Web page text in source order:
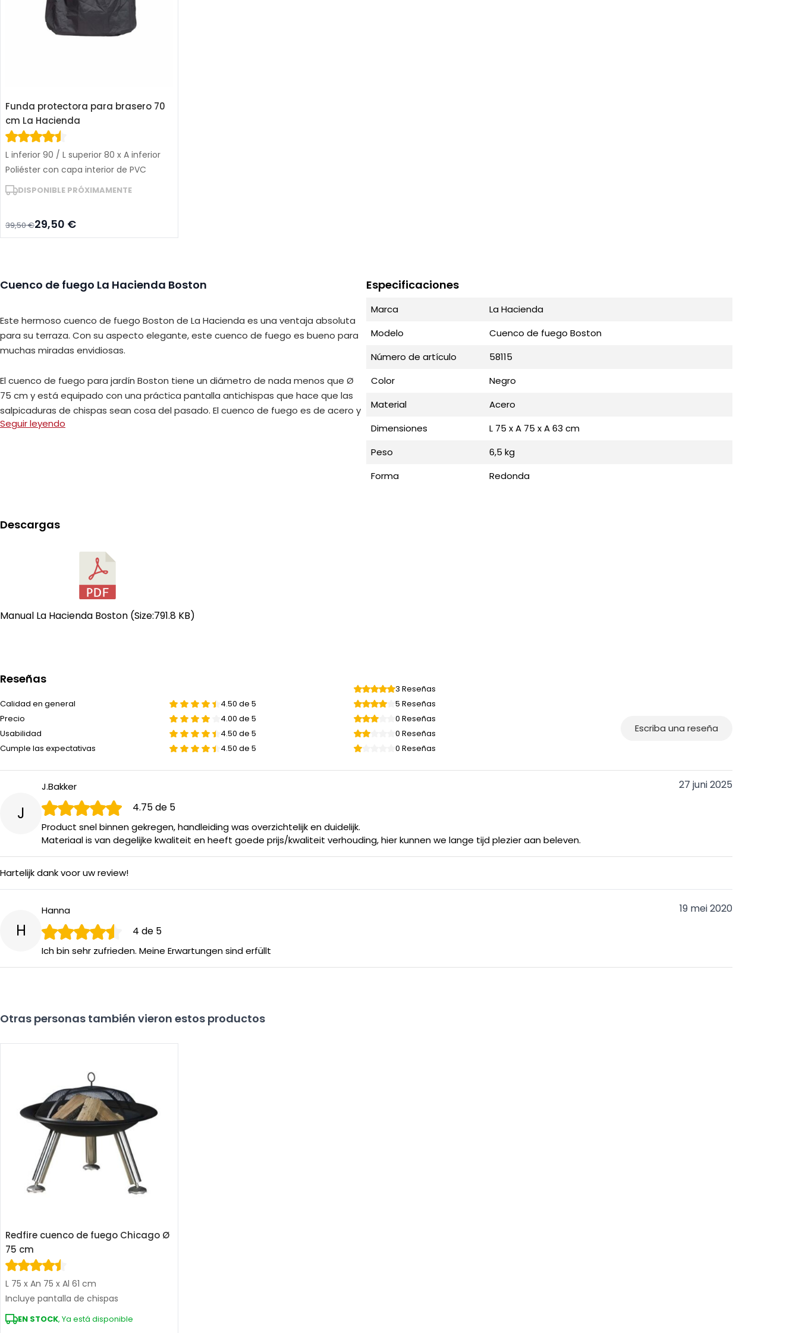
Funda protectora para brasero 70
cm La Hacienda
L inferior 90 / L superior 80 x A inferior
90 / A superior 80 x A 70 cm
Poliéster con capa interior de PVC
DISPONIBLE PRÓXIMAMENTE
29,50 €
39,50 €
Cuenco de fuego La Hacienda Boston
Este hermoso cuenco de fuego Boston de La Hacienda es una ventaja absoluta
para su terraza. Con su aspecto elegante, este cuenco de fuego es bueno para
muchas miradas envidiosas.
El cuenco de fuego para jardín Boston tiene un diámetro de nada menos que Ø
75 cm y está equipado con una práctica pantalla antichispas que hace que las
salpicaduras de chispas sean cosa del pasado. El cuenco de fuego es de acero y
tiene cuatro patas estables. Esto hace que su uso sea seguro.
El cuenco de fuego Boston de La Hacienda en pocas palabras:
- Excelente relación calidad/precio
- Uso seguro gracias al protector antichispas incluido
Seguir leyendo
Especificaciones
Marca
La Hacienda
Modelo
Cuenco de fuego Boston
Número de artículo
58115
Color
Negro
Material
Acero
Dimensiones
L 75 x A 75 x A 63 cm
Peso
6,5 kg
Forma
Redonda
Descargas
Manual La Hacienda Boston (Size:791.8 KB)
Reseñas
Calidad en general
4.50 de 5
Precio
4.00 de 5
Usabilidad
4.50 de 5
Cumple las expectativas
4.50 de 5
3 Reseñas
5 Reseñas
0 Reseñas
0 Reseñas
0 Reseñas
Escriba una reseña
J
J.Bakker
4.75de 5
27 juni 2025
Product snel binnen gekregen, handleiding was overzichtelijk en duidelijk.
Materiaal is van degelijke kwaliteit en heeft goede prijs/kwaliteit verhouding, hier kunnen we lange tijd plezier aan beleven.
Hartelijk dank voor uw review!
H
Hanna
4 de 5
19 mei 2020
Ich bin sehr zufrieden. Meine Erwartungen sind erfüllt
Otras personas también vieron estos productos
Redfire cuenco de fuego Chicago Ø
75 cm
L 75 x An 75 x Al 61 cm
Incluye pantalla de chispas
EN STOCK, Ya está disponible